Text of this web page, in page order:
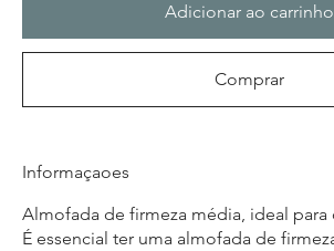
Adicionar ao carrinho
Comprar
Informaçaoes
Almofada de firmeza média, ideal
É essencial ter uma almofada de